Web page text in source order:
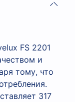
FS 2201
и
тому, что
317